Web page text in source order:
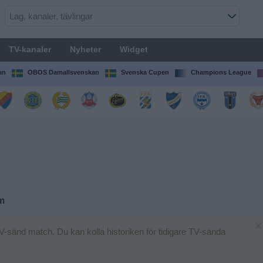
TV-kanaler Nyheter Widget
OBOS Damallsvenskan Svenska Cupen Champions League
sänd match. Du kan kolla historiken för tidigare TV-sända